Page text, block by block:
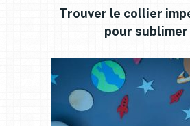
Trouver le collier
pour